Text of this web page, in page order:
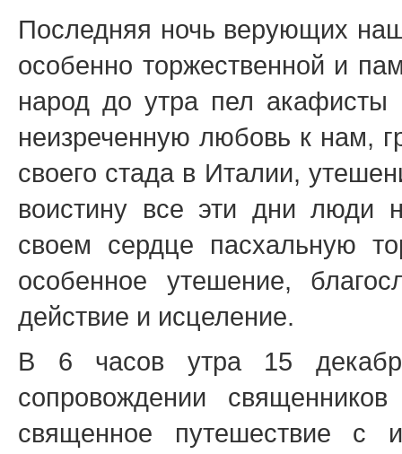
Последняя ночь верующих
особенно торжественной и
народ до утра пел акафисты
неизреченную любовь к нам,
своего стада в Италии,
воистину все эти дни люди
своем сердце пасхальную
особенное утешение,
действие и исцеление.
В 6 часов утра 15
сопровождении
священное путешествие с